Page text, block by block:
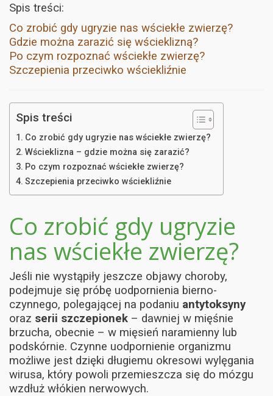
Spis treści:
Co zrobić gdy ugryzie nas wściekłe zwierzę?
Gdzie można zarazić się wścieklizną?
Po czym rozpoznać wściekłe zwierzę?
Szczepienia przeciwko wściekliźnie
Spis treści
Co zrobić gdy ugryzie nas wściekłe zwierzę?
Wścieklizna – gdzie można się zarazić?
Po czym rozpoznać wściekłe zwierzę?
Szczepienia przeciwko wściekliźnie
Co zrobić gdy ugryzie
nas wściekłe zwierzę?
Jeśli nie wystąpiły jeszcze objawy choroby,
podejmuje się próbę uodpornienia bierno-
czynnego, polegającej na podaniu antytoksyny
oraz serii szczepionek – dawniej w mięśnie
brzucha, obecnie – w mięsień naramienny lub
podskórnie. Czynne uodpornienie organizmu
możliwe jest dzięki długiemu okresowi wylęgania
wirusa, który powoli przemieszcza się do mózgu
wzdłuż włókien nerwowych.